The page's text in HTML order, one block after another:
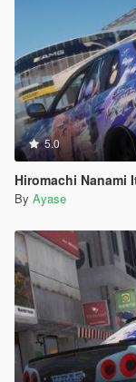
5.0
Hiromachi Nanami
By Ayase